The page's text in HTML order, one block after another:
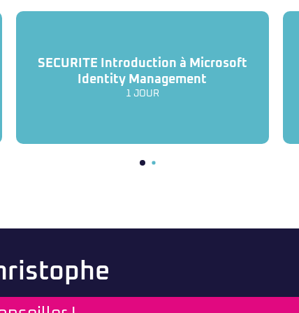
SECURITE Introduction à Microsoft
Identity Management
1 JOUR